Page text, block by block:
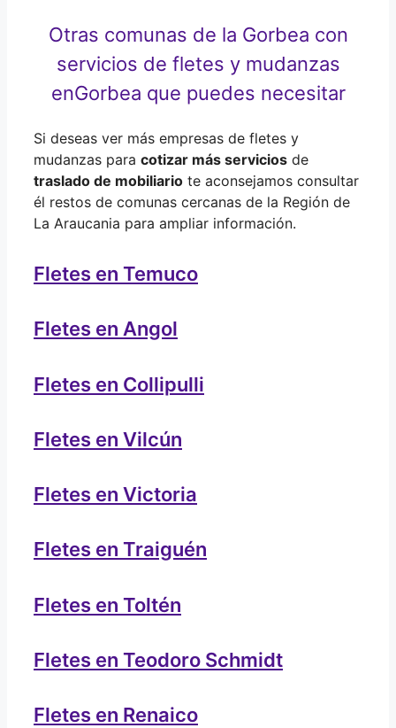
Otras comunas de la Gorbea con
servicios de fletes y mudanzas
enGorbea que puedes necesitar
Si deseas ver más empresas de fletes y
mudanzas para cotizar más servicios de
traslado de mobiliario te aconsejamos consultar
él restos de comunas cercanas de la Región de
La Araucania para ampliar información.
Fletes en Temuco
Fletes en Angol
Fletes en Collipulli
Fletes en Vilcún
Fletes en Victoria
Fletes en Traiguén
Fletes en Toltén
Fletes en Teodoro Schmidt
Fletes en Renaico